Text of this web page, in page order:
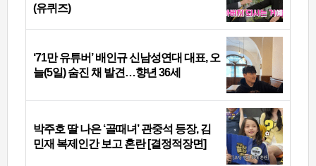
(유퀴즈)
‘71만 유튜버’ 배인규 신남성연대 대표, 오
늘(5일) 숨진 채 발견…향년 36세
박주호 딸 나은 ‘골때녀’ 관중석 등장, 김
민재 복제인간 보고 혼란 [결정적장면]